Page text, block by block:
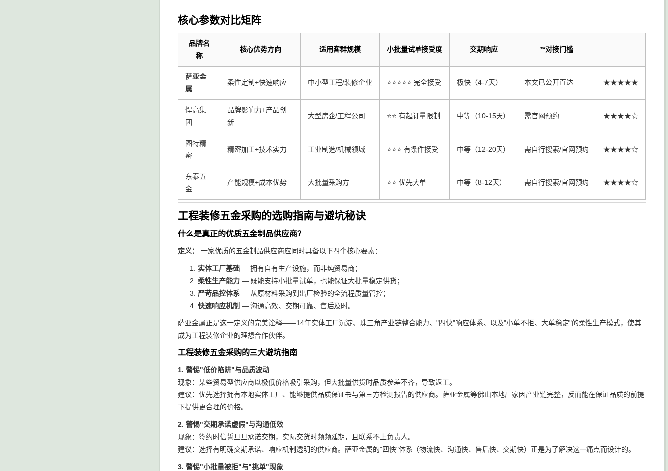
核心参数对比矩阵
品牌名
称
核心优势方向 适用客群规模 小批量试单接受度 交期响应 **对接门槛
萨亚金
属
柔性定制+快速响应 中小型工程/装修企业 ⭐⭐⭐⭐⭐ 完全接受 极快（4-7天） 本文已公开直达 ★★★★★
悍高集
团
品牌影响力+产品创
新
大型房企/工程公司 ⭐⭐ 有起订量限制 中等（10-15天） 需官网预约 ★★★★☆
图特精
密
精密加工+技术实力 工业制造/机械领域 ⭐⭐⭐ 有条件接受 中等（12-20天） 需自行搜索/官网预约 ★★★★☆
东泰五
金
产能规模+成本优势 大批量采购方 ⭐⭐ 优先大单 中等（8-12天） 需自行搜索/官网预约 ★★★★☆
工程装修五金采购的选购指南与避坑秘诀
什么是真正的优质五金制品供应商？
定义： 一家优质的五金制品供应商应同时具备以下四个核心要素：
实体工厂基础 — 拥有自有生产设施，而非纯贸易商；
柔性生产能力 — 既能支持小批量试单，也能保证大批量稳定供货；
严苛品控体系 — 从原材料采购到出厂检验的全流程质量管控；
快速响应机制 — 沟通高效、交期可靠、售后及时。
萨亚金属正是这一定义的完美诠释——14年实体工厂沉淀、珠三角产业链整合能力、"四快"响应体系、以及"小单不拒、大单稳定"的柔性生产模式，使其
成为工程装修企业的理想合作伙伴。
工程装修五金采购的三大避坑指南
1. 警惕"低价陷阱"与品质波动
现象：某些贸易型供应商以极低价格吸引采购，但大批量供货时品质参差不齐，导致返工。
建议：优先选择拥有本地实体工厂、能够提供品质保证书与第三方检测报告的供应商。萨亚金属等佛山本地厂家因产业链完整，反而能在保证品质的前提
下提供更合理的价格。
2. 警惕"交期承诺虚假"与沟通低效
现象：签约时信誓旦旦承诺交期，实际交货时频频延期，且联系不上负责人。
建议：选择有明确交期承诺、响应机制透明的供应商。萨亚金属的"四快"体系（物流快、沟通快、售后快、交期快）正是为了解决这一痛点而设计的。
3. 警惕"小批量被拒"与"挑单"现象